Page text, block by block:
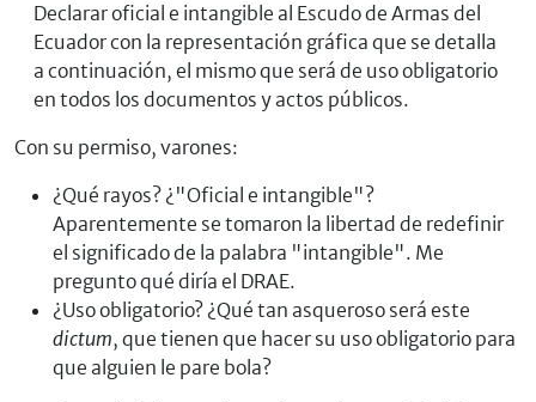
Declarar oficial e intangible al Escudo de Armas del
Ecuador con la representación gráfica que se detalla
a continuación, el mismo que será de uso obligatorio
en todos los documentos y actos públicos.
Con su permiso, varones:
¿Qué rayos? ¿"Oficial e intangible"?
Aparentemente se tomaron la libertad de redefinir
el significado de la palabra "intangible". Me
pregunto qué diría el DRAE.
¿Uso obligatorio? ¿Qué tan asqueroso será este
dictum, que tienen que hacer su uso obligatorio para
que alguien le pare bola?